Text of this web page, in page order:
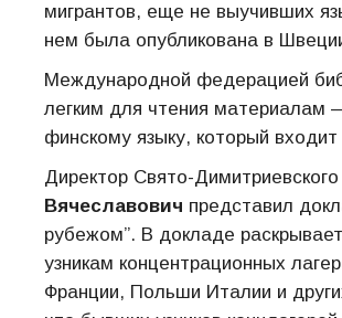
мигрантов, еще не выучивших
нем была опубликована в
Международной федерацией
легким для чтения материалам —
финскому языку, который
Директор Свято-
Вячеславович представил
рубежом”. В докладе
узникам концентрационных
Франции, Польши Италии и